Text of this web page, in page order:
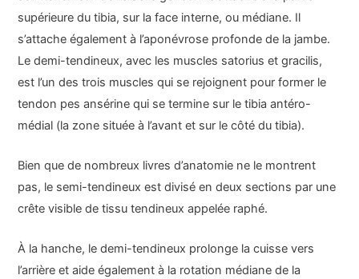
supérieure du tibia, sur la face interne, ou médiane. Il
s’attache également à l’aponévrose profonde de la jambe.
Le demi-tendineux, avec les muscles satorius et gracilis,
est l’un des trois muscles qui se rejoignent pour former le
tendon pes ansérine qui se termine sur le tibia antéro-
médial (la zone située à l’avant et sur le côté du tibia).
Bien que de nombreux livres d’anatomie ne le montrent
pas, le semi-tendineux est divisé en deux sections par une
crête visible de tissu tendineux appelée raphé.
À la hanche, le demi-tendineux prolonge la cuisse vers
l’arrière et aide également à la rotation médiane de la